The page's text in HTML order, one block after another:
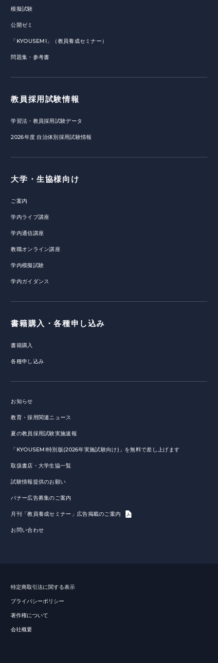
模擬試験
公開ゼミ
「KYOUSEMI」（教員養成セミナー）
問題集・参考書
教員採用試験情報
学習法・教員採用試験データ
2026年度 自治体別採用試験情報
大学・生協様向け
ご案内
学内ライブ講座
学内通信講座
教職オンライン講座
学内模擬試験
学内ガイダンス
書籍購入・各種申し込み
書籍購入
各種申し込み
お知らせ
教育・採用関連ニュース
夏の教員採用試験実施速報
「KYOUSEMI特別版(2026年実施試験向け)」を無料で差し上げます
取扱書店・大学生協一覧
試験情報提供のお願い
バナー広告募集のご案内
月刊「教員養成セミナー」広告掲載のご案内
お問い合わせ
特定商取引法に関する表示
プライバシーポリシー
著作権について
会社概要